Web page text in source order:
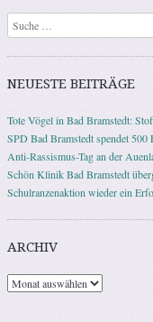
Suchen
NEUESTE BEITRÄGE
Tote Vögel in Bad Bramstedt:
SPD Bad Bramstedt spendet 500
Anti-Rassismus-Tag an der
Schön Klinik Bad Bramstedt
Schulranzenaktion wieder ein
ARCHIV
Archiv